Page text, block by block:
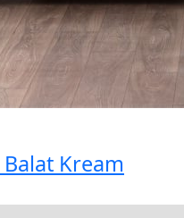
Kream